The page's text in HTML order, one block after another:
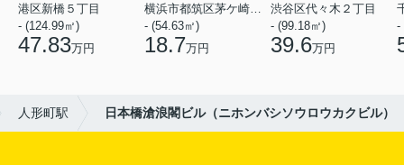
港区新橋５丁目
- (124.99㎡)
47.83万円
- (54.63㎡)
18.7万円
渋谷区代々木２丁目
- (99.18㎡)
39.6万円
-
人形町駅 日本橋滄浪閣ビル（ニホンバシソウロウカクビル）